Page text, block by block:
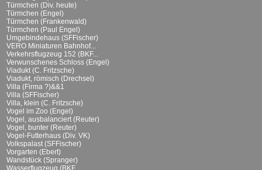
Türmchen (Div. heute)
Türmchen (Engel)
Türmchen (Frankenwald)
Türmchen (Paul Engel)
Umgebindehaus (SFFischer)
VERO Miniaturen Bahnhof...
Verkehrsflugzeug 152 (BKF...
Verwunschenes Schloss (Engel)
Viadukt (C. Fritzsche)
Viadukt, römisch (Drechsel)
Villa (Firma ?)&&1
Villa (SFFischer)
Villa, klein (C. Fritzsche)
Vogel im Zoo (Engel)
Vogel, ausbalanciert (Reuter)
Vogel, bunter (Reuter)
Vogel-Futterhaus (Div. VK)
Volkspalast (SFFischer)
Vorgarten (Ebert)
Wandstück (Spranger)
Wasserflugzeug (BKF